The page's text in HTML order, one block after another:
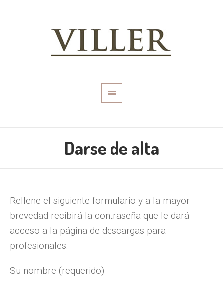
Darse de alta
Rellene el siguiente formulario y a la mayor
brevedad recibirá la contraseña que le dará
acceso a la página de descargas para
profesionales.
Su nombre (requerido)